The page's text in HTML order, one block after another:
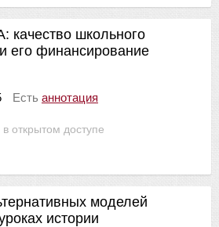
открытом доступе
качество школьного
его финансирование
Есть аннотация
моделей
истории